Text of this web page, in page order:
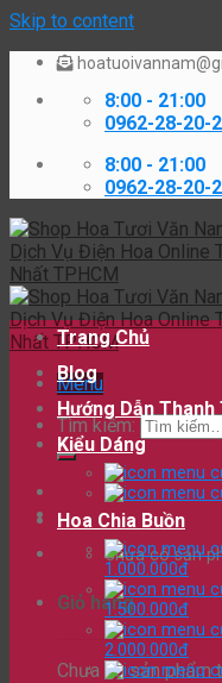
Skip to content
8:00 - 21:00
0962-28-20-
8:00 - 21:00
0962-28-20-
Menu
Tìm kiếm:
Chưa có sản
Giỏ hàng
Chưa có sản phẩm
Trang Chủ
Blog
Hướng Dẫn Thanh
Kiểu Dáng
Hoa Chia Buồn
1.000.000đ
1.500.000đ
2.000.000đ